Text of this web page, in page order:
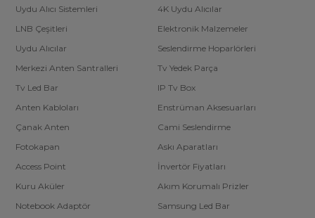
Uydu Alıcı Sistemleri
4K Uydu Alıcılar
LNB Çeşitleri
Elektronik Malzemeler
Uydu Alıcılar
Seslendirme Hoparlörleri
Merkezi Anten Santralleri
Tv Yedek Parça
Tv Led Bar
IP Tv Box
Anten Kabloları
Enstrüman Aksesuarları
Çanak Anten
Cami Seslendirme
Fotokapan
Askı Aparatları
Access Point
İnvertör Fiyatları
Kuru Aküler
Akım Korumalı Prizler
Notebook Adaptör
Samsung Led Bar